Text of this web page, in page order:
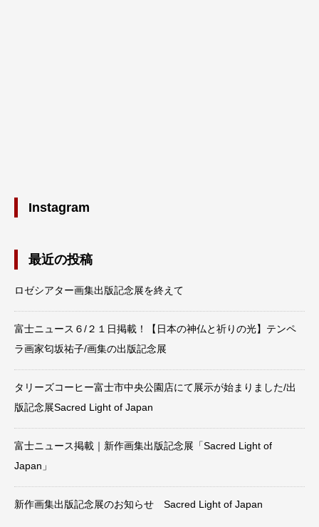
Instagram
最近の投稿
ロゼシアター画集出版記念展を終えて
富士ニュース６/２１日掲載！【日本の神仏と祈りの光】テンペ
ラ画家匂坂祐子/画集の出版記念展
タリーズコーヒー富士市中央公園店にて展示が始まりました/出
版記念展Sacred Light of Japan
富士ニュース掲載｜新作画集出版記念展「Sacred Light of
Japan」
新作画集出版記念展のお知らせ Sacred Light of Japan